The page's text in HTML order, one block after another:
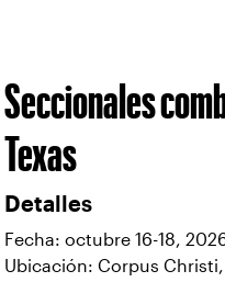
Seccionales
Texas
Detalles
Fecha: octubre 16-18,
Ubicación: Corpus Christi,